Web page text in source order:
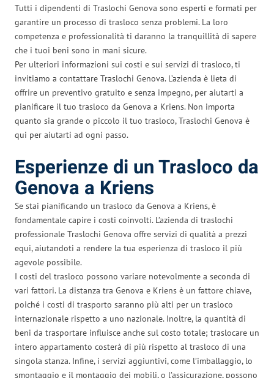
Tutti i dipendenti di Traslochi Genova sono esperti e formati per
garantire un processo di trasloco senza problemi. La loro
competenza e professionalità ti daranno la tranquillità di sapere
che i tuoi beni sono in mani sicure.
Per ulteriori informazioni sui costi e sui servizi di trasloco, ti
invitiamo a contattare Traslochi Genova. L’azienda è lieta di
offrire un preventivo gratuito e senza impegno, per aiutarti a
pianificare il tuo trasloco da Genova a Kriens. Non importa
quanto sia grande o piccolo il tuo trasloco, Traslochi Genova è
qui per aiutarti ad ogni passo.
Esperienze di un Trasloco da
Genova a Kriens
Se stai pianificando un trasloco da Genova a Kriens, è
fondamentale capire i costi coinvolti. L’azienda di traslochi
professionale Traslochi Genova offre servizi di qualità a prezzi
equi, aiutandoti a rendere la tua esperienza di trasloco il più
agevole possibile.
I costi del trasloco possono variare notevolmente a seconda di
vari fattori. La distanza tra Genova e Kriens è un fattore chiave,
poiché i costi di trasporto saranno più alti per un trasloco
internazionale rispetto a uno nazionale. Inoltre, la quantità di
beni da trasportare influisce anche sul costo totale; traslocare un
intero appartamento costerà di più rispetto al trasloco di una
singola stanza. Infine, i servizi aggiuntivi, come l’imballaggio, lo
smontaggio e il montaggio dei mobili, o l’assicurazione, possono